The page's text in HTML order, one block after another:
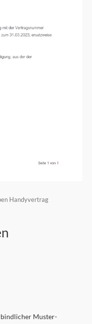
Handyvertrag
Muster-